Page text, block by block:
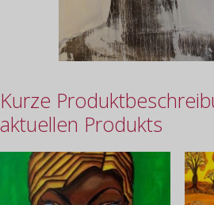
Kurze
aktuellen Produkts